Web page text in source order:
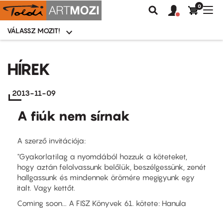
tartalomra
Moziválasztó
menü
VÁLASSZ MOZIT!
Keresés
Felhasználói
fiók
0
HÍREK
2013-11-09
A fiúk nem sírnak
A szerző invitációja:
"Gyakorlatilag a nyomdából hozzuk a köteteket,
hogy aztán felolvassunk belőlük, beszélgessünk, zenét
hallgassunk és mindennek örömére megigyunk egy
italt. Vagy kettőt.
Coming soon... A FISZ Könyvek 61. kötete: Hanula